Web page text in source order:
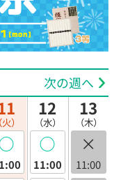
次の週へ
（火）
12
（水）
◯
11:00
13
（木）
×
11:00